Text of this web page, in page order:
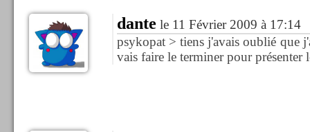
dante le 11 Février 2009 à 17:14
psykopat > tiens j'avais oublié que
vais faire le terminer pour présenter